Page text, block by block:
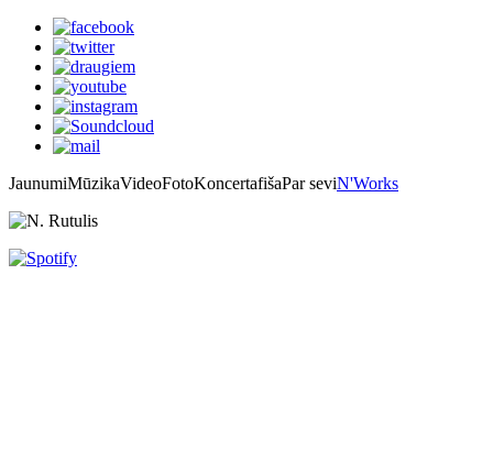
JaunumiMūzikaVideoFotoKoncertafišaPar seviN'Works